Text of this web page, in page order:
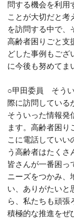
問する機会を利用
ことが大切だと考
を訪問する中で、
高齢者困りごと支
どした事例もござ
に今後も努めてま
○甲田委員 そうい
際に訪問している
そういった情報発
ます。高齢者困り
こに電話していい
う高齢者はたくさ
皆さんが一番困っ
ニーズをつかみ、
い、ありがたいと
ら、私たちも頑張
積極的な推進をぜ